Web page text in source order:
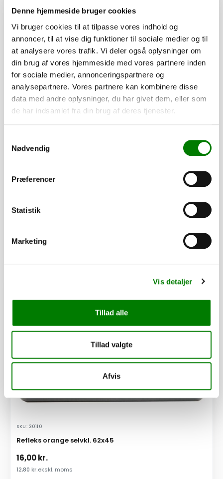
Denne hjemmeside bruger cookies
Vi bruger cookies til at tilpasse vores indhold og
annoncer, til at vise dig funktioner til sociale medier og til
at analysere vores trafik. Vi deler også oplysninger om
din brug af vores hjemmeside med vores partnere inden
for sociale medier, annonceringspartnere og
analysepartnere. Vores partnere kan kombinere disse
data med andre oplysninger, du har givet dem, eller som
de har indsamlet fra din brug af deres tjenester.
Nødvendig
Præferencer
Statistik
Marketing
Vis detaljer
Tillad alle
Tillad valgte
Afvis
Tværvange f/205 S1 - 511 S1 - 220 S1 L. 94,5 cm
144,00kr.
PÅ LAGER
SKU: 30110
Refleks orange selvkl. 62x45
16,00kr.
12,80 kr.ekskl. moms